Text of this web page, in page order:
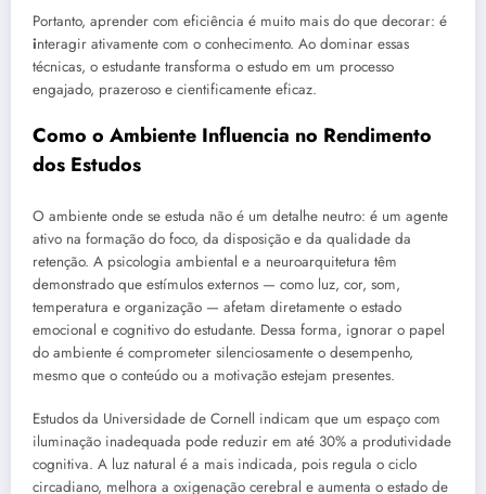
Portanto, aprender com eficiência é muito mais do que decorar: é
interagir ativamente com o conhecimento. Ao dominar essas
técnicas, o estudante transforma o estudo em um processo
engajado, prazeroso e cientificamente eficaz.
Como o Ambiente Influencia no Rendimento
dos Estudos
O ambiente onde se estuda não é um detalhe neutro: é um agente
ativo na formação do foco, da disposição e da qualidade da
retenção. A psicologia ambiental e a neuroarquitetura têm
demonstrado que estímulos externos — como luz, cor, som,
temperatura e organização — afetam diretamente o estado
emocional e cognitivo do estudante. Dessa forma, ignorar o papel
do ambiente é comprometer silenciosamente o desempenho,
mesmo que o conteúdo ou a motivação estejam presentes.
Estudos da Universidade de Cornell indicam que um espaço com
iluminação inadequada pode reduzir em até 30% a produtividade
cognitiva. A luz natural é a mais indicada, pois regula o ciclo
circadiano, melhora a oxigenação cerebral e aumenta o estado de